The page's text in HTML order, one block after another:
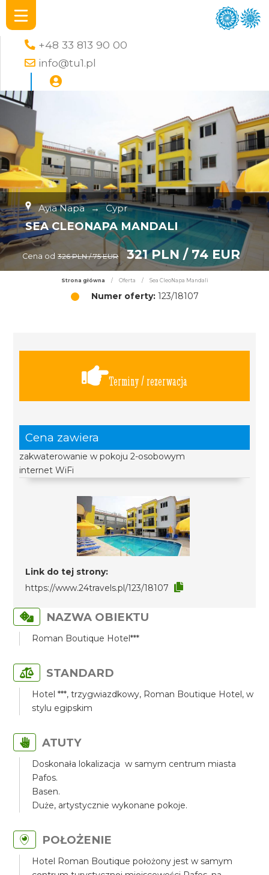
+48 33 813 90 00
info@tu1.pl
Ayia Napa → Cypr
SEA CLEONAPA MANDALI
Cena od 326 PLN / 75 EUR 321 PLN / 74 EUR
Strona główna / Oferta / Sea CleoNapa Mandali
Numer oferty:123/18107
Terminy / rezerwacja
Cena zawiera
zakwaterowanie w pokoju 2-osobowym
internet WiFi
Link do tej strony:
https://www.24travels.pl/123/18107
NAZWA OBIEKTU
Roman Boutique Hotel***
STANDARD
Hotel ***, trzygwiazdkowy, Roman Boutique Hotel, w
stylu egipskim
ATUTY
Doskonała lokalizacja w samym centrum miasta
Pafos.
Basen.
Duże, artystycznie wykonane pokoje.
POŁOŻENIE
Hotel Roman Boutique położony jest w samym